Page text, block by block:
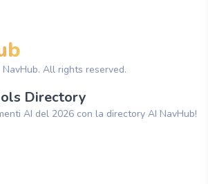
All rights reserved.
Directory
AI del 2026 con la directory AI NavHub!